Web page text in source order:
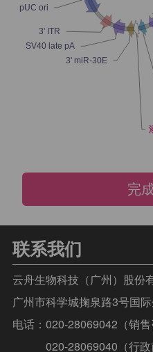
3' miR-30E
SV40 late pA
3' ITR
pUC ori
完
联系我们
云舟生物科技（广州）股份
广州市科学城掬泉路3号国
电话：020-28069042（销售
020-28069040（行政